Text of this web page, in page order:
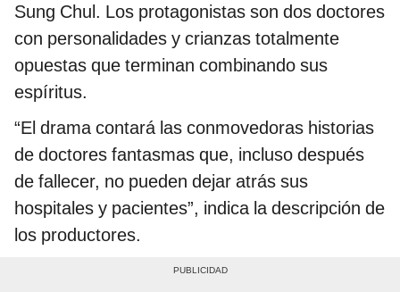
Sung Chul. Los protagonistas son dos doctores
con personalidades y crianzas totalmente
opuestas que terminan combinando sus
espíritus.
“El drama contará las conmovedoras historias
de doctores fantasmas que, incluso después
de fallecer, no pueden dejar atrás sus
hospitales y pacientes”, indica la descripción de
los productores.